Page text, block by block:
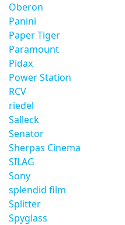
Oberon
Panini
Paper Tiger
Paramount
Pidax
Power Station
RCV
riedel
Salleck
Senator
Sherpas Cinema
SILAG
Sony
splendid film
Splitter
Spyglass